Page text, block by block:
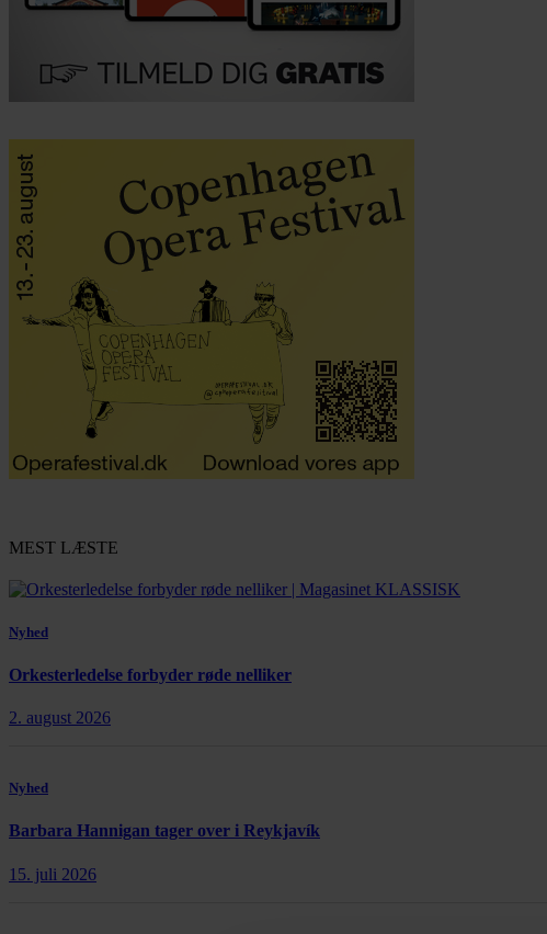
MEST LÆSTE
Nyhed
Orkesterledelse forbyder røde nelliker
2. august 2026
Nyhed
Barbara Hannigan tager over i Reykjavík
15. juli 2026